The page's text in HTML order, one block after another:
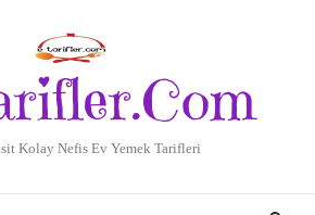
Kolay Nefis Ev Yemek Tarifleri